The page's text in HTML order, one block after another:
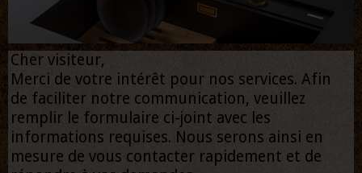
Cher visiteur,
Merci de votre intérêt pour nos services. Afin
de faciliter notre communication, veuillez
remplir le formulaire ci-joint avec les
informations requises. Nous serons ainsi en
mesure de vous contacter rapidement et de